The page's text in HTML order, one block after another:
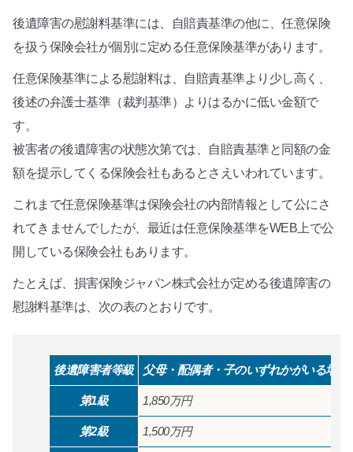
後遺障害の慰謝料基準には、自賠責基準の他に、任意保険
を扱う保険会社が個別に定める任意保険基準があります。
任意保険基準による慰謝料は、自賠責基準より少し高く、
後述の弁護士基準（裁判基準）よりはるかに低い金額で
す。
被害者の後遺障害の状態次第では、自賠責基準と同額の金
額を提示してくる保険会社もあるとさえいわれています。
これまで任意保険基準は保険会社の内部情報として公にさ
れてきませんでしたが、最近は任意保険基準をWEB上で公
開している保険会社もあります。
たとえば、損害保険ジャパン株式会社が定める後遺障害の
慰謝料基準は、次の表のとおりです。
後遺障害者等級 父母・配偶者・子のいずれかがいる場合
第1級 1,850万円
第2級 1,500万円